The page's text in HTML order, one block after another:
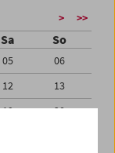
> >>
Sa So
05
06
12
13
19
20